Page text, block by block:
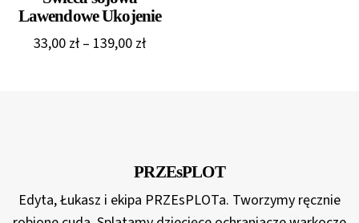
Lawendowe Ukojenie
33,00 zł – 139,00 złZakres
PRZEsPLOT
Edyta, Łukasz i ekipa PRZEsPLOTa. Tworzymy ręcznie